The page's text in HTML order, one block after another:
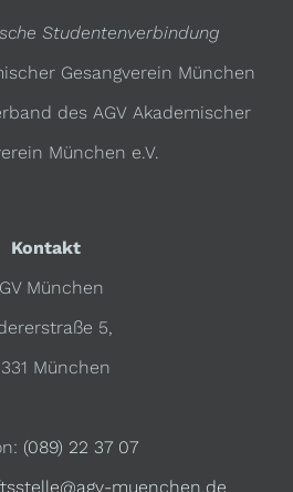
Studentenverbindung
Gesangverein München
des AGV Akademischer
München e.V.
Kontakt
München
5,
München
(089) 22 37 07
muenchen.de